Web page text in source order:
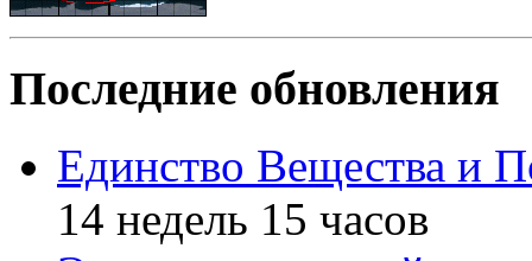
Последние обновления
Единство Вещества и
14 недель 15 часов